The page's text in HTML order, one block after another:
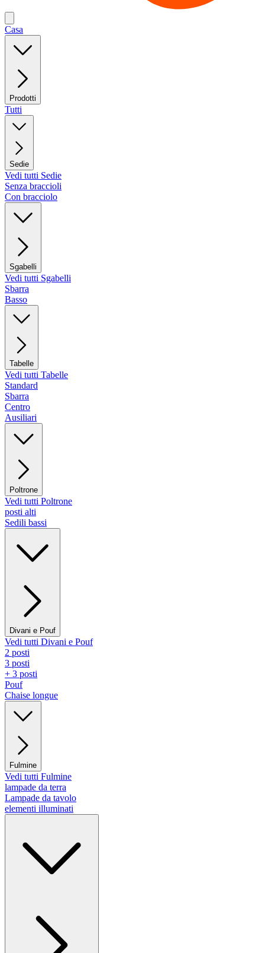
Casa
Prodotti
Tutti
Sedie
Vedi tutti Sedie
Senza braccioli
Con bracciolo
Sgabelli
Vedi tutti Sgabelli
Sbarra
Basso
Tabelle
Vedi tutti Tabelle
Standard
Sbarra
Centro
Ausiliari
Poltrone
Vedi tutti Poltrone
posti alti
Sedili bassi
Divani e Pouf
Vedi tutti Divani e Pouf
2 posti
3 posti
+ 3 posti
Pouf
Chaise longue
Fulmine
Vedi tutti Fulmine
lampade da terra
Lampade da tavolo
elementi illuminati